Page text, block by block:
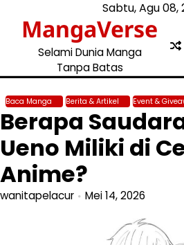
content
Sabtu, Agu 08,
MangaVerse
Selami Dunia Manga
Tanpa Batas
Baca Manga Berita & Artikel Event &
Berapa
Ueno Miliki di
Anime?
wanitapelacur Mei 14, 2026